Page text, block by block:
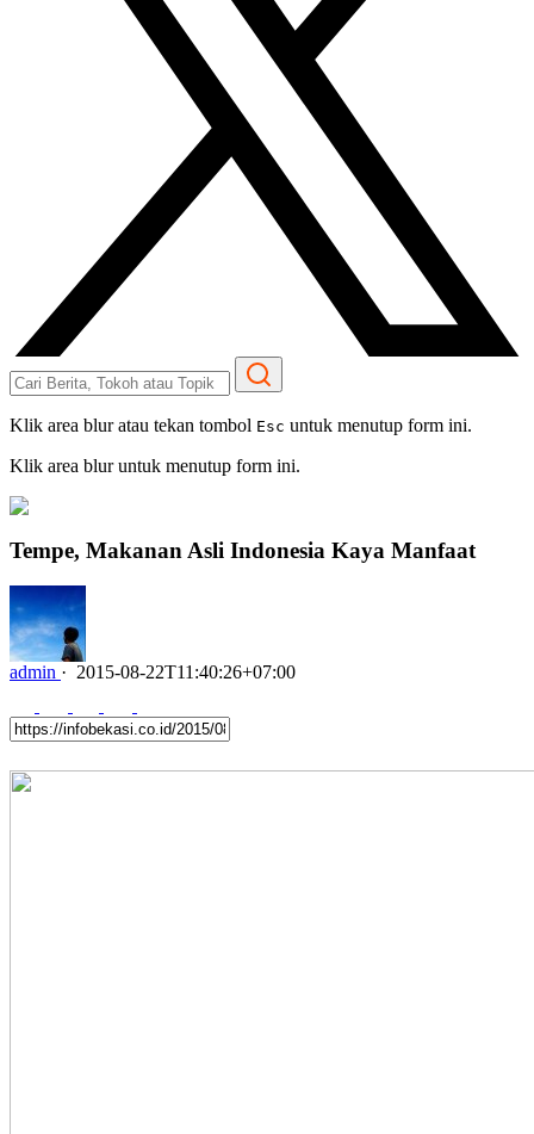
Klik area blur atau tekan tombol Esc untuk menutup form ini.
Klik area blur untuk menutup form ini.
Tempe, Makanan Asli Indonesia Kaya Manfaat
admin · 2015-08-22T11:40:26+07:00